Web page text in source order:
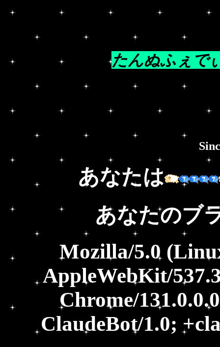
たんぬふぇで
あなたは
あなたのブ
Mozilla/5.0
AppleWebKit/
Chrome/
ClaudeBot/1.0;